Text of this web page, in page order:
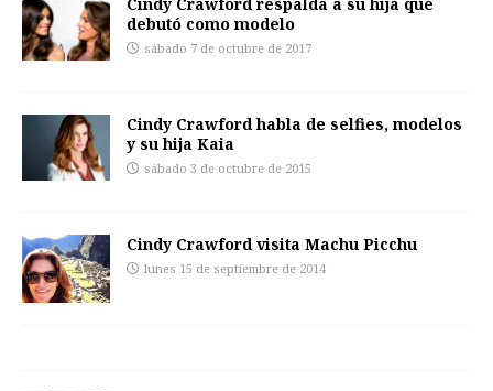
debutó como modelo
sábado 7 de octubre de 2017
Cindy Crawford habla de selfies, modelos
y su hija Kaia
sábado 3 de octubre de 2015
Cindy Crawford visita Machu Picchu
lunes 15 de septiembre de 2014